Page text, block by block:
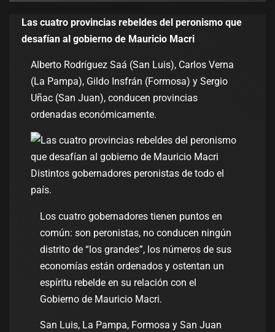
Las cuatro provincias rebeldes del peronismo que
desafían al gobierno de Mauricio Macri
Alberto Rodríguez Saá (San Luis), Carlos Verna
(La Pampa), Gildo Insfrán (Formosa) y Sergio
Uñac (San Juan), conducen provincias
ordenadas económicamente.
Distintos gobernadores peronistas de todo el
país.
Los cuatro gobernadores tienen puntos en
común: son peronistas, no conducen ningún
distrito de “los grandes”, los números de sus
economías están ordenados y ostentan un
espíritu rebelde en su relación con el
Gobierno de Mauricio Macri.
San Luis, La Pampa, Formosa y San Juan